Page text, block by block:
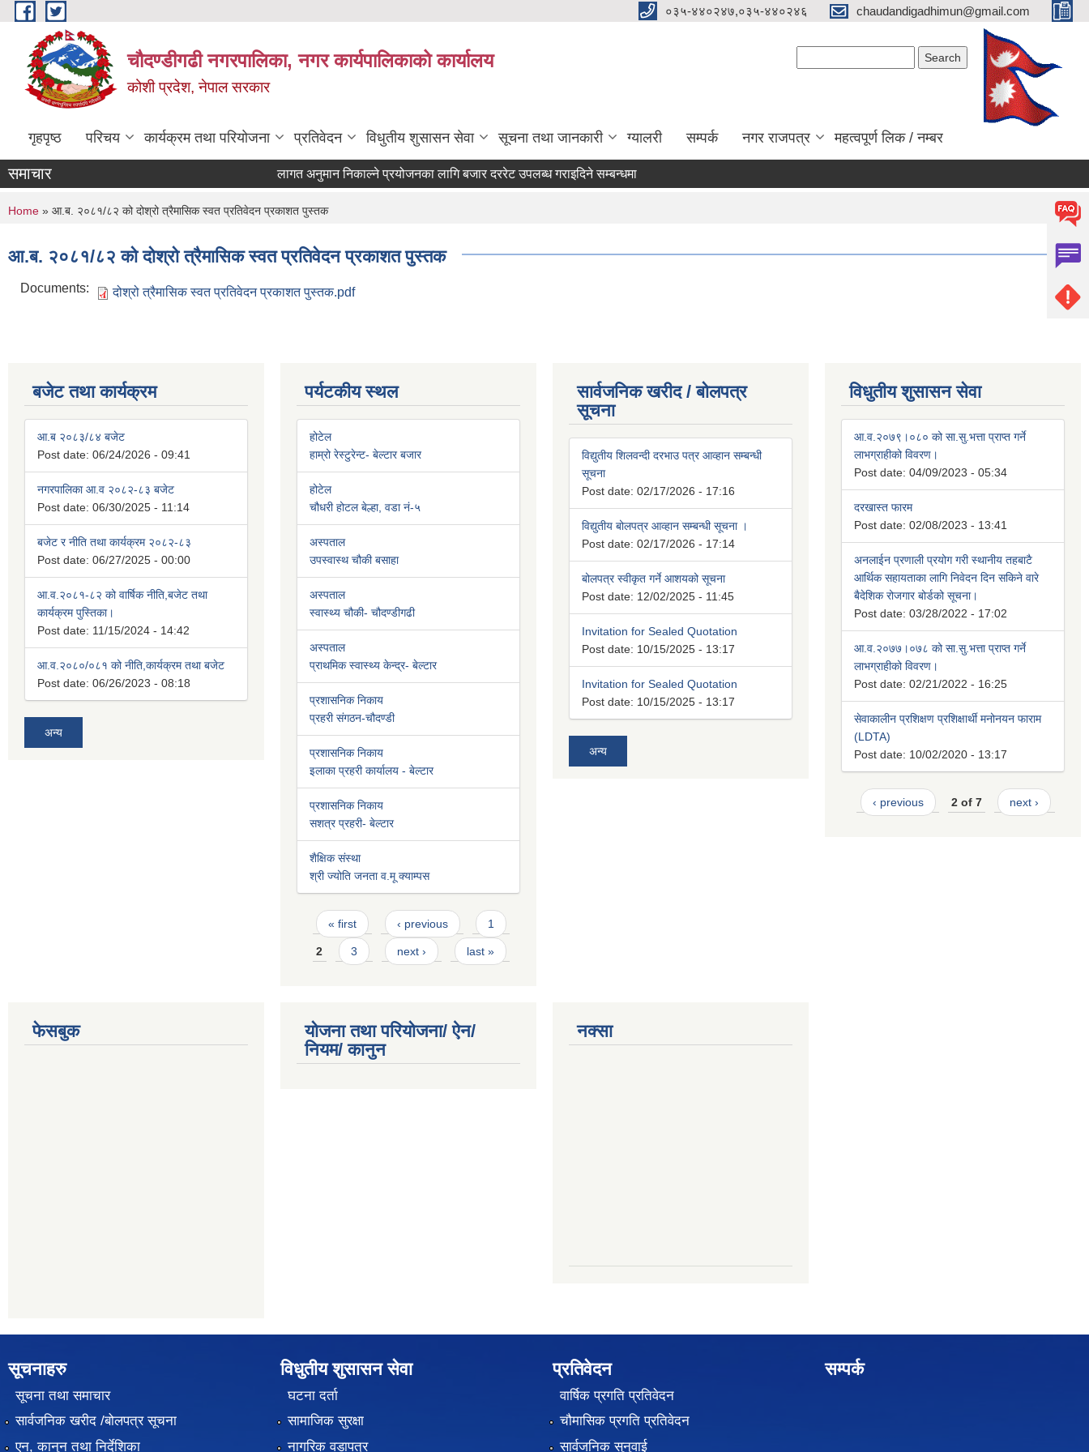
Skip to main content ०३५-४४०२४७,०३५-४४०२४६ chaudandigadhimun@gmail.com
चौदण्डीगढी नगरपालिका, नगर कार्यपालिकाको कार्यालय
कोशी प्रदेश, नेपाल सरकार
गृहपृष्ठ परिचय कार्यक्रम तथा परियोजना प्रतिवेदन विधुतीय शुसासन सेवा सूचना तथा जानकारी ग्यालरी सम्पर्क नगर राजपत्र महत्वपूर्ण लिक / नम्बर
समाचार लागत अनुमान निकाल्ने प्रयोजनका लागि बजार दररेट उपलब्ध गराइदिने सम्बन्धमा ।
You are here
Home » आ.ब. २०८१/८२ को दोश्रो त्रैमासिक स्वत प्रतिवेदन प्रकाशत पुस्तक
आ.ब. २०८१/८२ को दोश्रो त्रैमासिक स्वत प्रतिवेदन प्रकाशत पुस्तक
Documents: दोश्रो त्रैमासिक स्वत प्रतिवेदन प्रकाशत पुस्तक.pdf
बजेट तथा कार्यक्रम
आ.ब २०८३/८४ बजेट
Post date: 06/24/2026 - 09:41
नगरपालिका आ.व २०८२-८३ बजेट
Post date: 06/30/2025 - 11:14
बजेट र नीति तथा कार्यक्रम २०८२-८३
Post date: 06/27/2025 - 00:00
आ.व.२०८१-८२ को वार्षिक नीति,बजेट तथा
कार्यक्रम पुस्तिका।
Post date: 11/15/2024 - 14:42
आ.व.२०८०/०८१ को नीति,कार्यक्रम तथा बजेट
Post date: 06/26/2023 - 08:18
अन्य
पर्यटकीय स्थल
होटेल
हाम्रो रेस्टुरेन्ट- बेल्टार बजार
होटेल
चौधरी होटल बेल्हा, वडा नं-५
अस्पताल
उपस्वास्थ चौकी बसाहा
अस्पताल
स्वास्थ्य चौकी- चौदण्डीगढी
अस्पताल
प्राथमिक स्वास्थ्य केन्द्र- बेल्टार
प्रशासनिक निकाय
प्रहरी संगठन-चौदण्डी
प्रशासनिक निकाय
इलाका प्रहरी कार्यालय - बेल्टार
प्रशासनिक निकाय
सशत्र प्रहरी- बेल्टार
शैक्षिक संस्था
श्री ज्योति जनता व.मू क्याम्पस
Pages
« first ‹ previous 1
2 3 next › last »
सार्वजनिक खरीद / बोलपत्र
सूचना
विद्युतीय शिलवन्दी दरभाउ पत्र आव्हान सम्बन्धी
सूचना
Post date: 02/17/2026 - 17:16
विद्युतीय बोलपत्र आव्हान सम्बन्धी सूचना ।
Post date: 02/17/2026 - 17:14
बोलपत्र स्वीकृत गर्ने आशयको सूचना
Post date: 12/02/2025 - 11:45
Invitation for Sealed Quotation
Post date: 10/15/2025 - 13:17
Invitation for Sealed Quotation
Post date: 10/15/2025 - 13:17
अन्य
विधुतीय शुसासन सेवा
आ.व.२०७९।०८० को सा.सु.भत्ता प्राप्त गर्ने
लाभग्राहीको विवरण।
Post date: 04/09/2023 - 05:34
दरखास्त फारम
Post date: 02/08/2023 - 13:41
अनलाईन प्रणाली प्रयोग गरी स्थानीय तहबाटै
आर्थिक सहायताका लागि निवेदन दिन सकिने वारे
बैदेशिक रोजगार बोर्डको सूचना।
Post date: 03/28/2022 - 17:02
आ.व.२०७७।०७८ को सा.सु.भत्ता प्राप्त गर्ने
लाभग्राहीको विवरण।
Post date: 02/21/2022 - 16:25
सेवाकालीन प्रशिक्षण प्रशिक्षार्थी मनोनयन फाराम
(LDTA)
Post date: 10/02/2020 - 13:17
‹ previous 2 of 7 next ›
फेसबुक
योजना तथा परियोजना/ ऐन/
नियम/ कानुन
नक्सा
सूचनाहरु
सूचना तथा समाचार
सार्वजनिक खरीद /बोलपत्र सूचना
एन, कानुन तथा निर्देशिका
विधुतीय शुसासन सेवा
घटना दर्ता
सामाजिक सुरक्षा
नागरिक वडापत्र
प्रतिवेदन
वार्षिक प्रगति प्रतिवेदन
चौमासिक प्रगति प्रतिवेदन
सार्वजनिक सुनुवाई
सम्पर्क